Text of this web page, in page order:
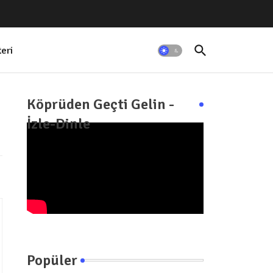
Köprüden Geçti Gelin -
İzle-Dinle
Popüler